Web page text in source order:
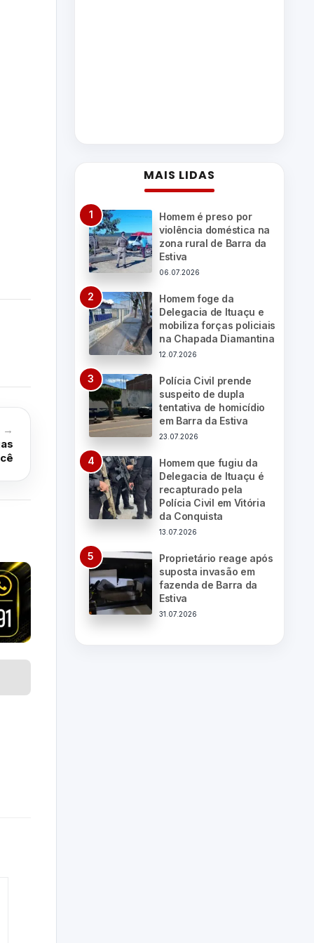
→
MAIS LIDAS
Homem é preso por
violência doméstica na
zona rural de Barra da
Estiva
06.07.2026
Homem foge da
Delegacia de Ituaçu e
mobiliza forças policiais
na Chapada Diamantina
12.07.2026
Polícia Civil prende
suspeito de dupla
tentativa de homicídio
em Barra da Estiva
23.07.2026
Homem que fugiu da
Delegacia de Ituaçu é
recapturado pela
Polícia Civil em Vitória
da Conquista
13.07.2026
Proprietário reage após
suposta invasão em
fazenda de Barra da
Estiva
31.07.2026